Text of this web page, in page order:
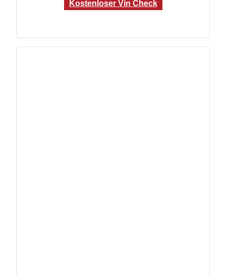
Kostenloser Vin Check